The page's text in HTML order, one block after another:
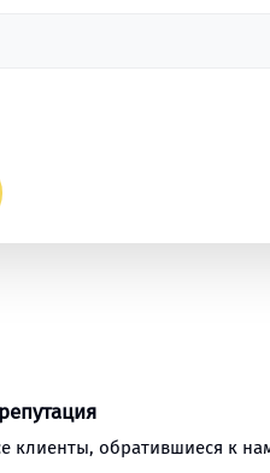
клиенты, обратившиеся к